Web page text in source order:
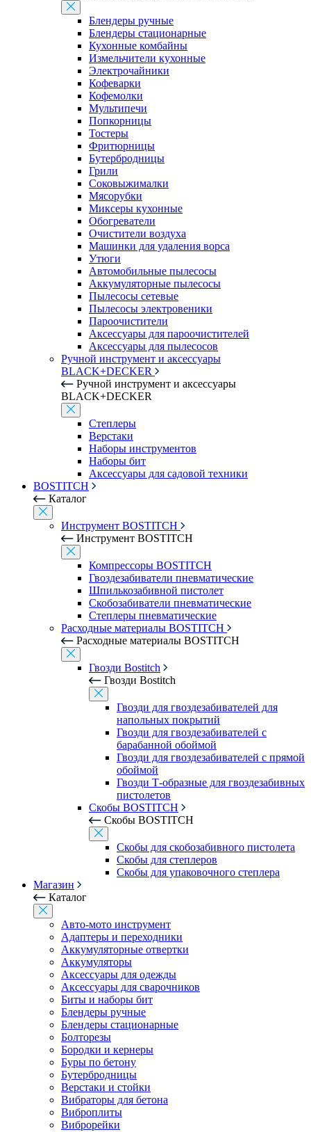
Блендеры ручные
Блендеры стационарные
Кухонные комбайны
Измельчители кухонные
Электрочайники
Кофеварки
Кофемолки
Мультипечи
Попкорницы
Тостеры
Фритюрницы
Бутербродницы
Грили
Соковыжималки
Мясорубки
Миксеры кухонные
Обогреватели
Очистители воздуха
Машинки для удаления ворса
Утюги
Автомобильные пылесосы
Аккумуляторные пылесосы
Пылесосы сетевые
Пылесосы электровеники
Пароочистители
Аксессуары для пароочистителей
Аксессуары для пылесосов
Ручной инструмент и аксессуары
BLACK+DECKER
Ручной инструмент и аксессуары
BLACK+DECKER
Степлеры
Верстаки
Наборы инструментов
Наборы бит
Аксессуары для садовой техники
BOSTITCH
Каталог
Инструмент BOSTITCH
Инструмент BOSTITCH
Компрессоры BOSTITCH
Гвоздезабиватели пневматические
Шпилькозабивной пистолет
Скобозабиватели пневматические
Степлеры пневматические
Расходные материалы BOSTITCH
Расходные материалы BOSTITCH
Гвозди Bostitch
Гвозди Bostitch
Гвозди для гвоздезабивателей для
напольных покрытий
Гвозди для гвоздезабивателей с
барабанной обоймой
Гвозди для гвоздезабивателей с прямой
обоймой
Гвозди Т-образные для гвоздезабивных
пистолетов
Скобы BOSTITCH
Скобы BOSTITCH
Скобы для скобозабивного пистолета
Скобы для степлеров
Скобы для упаковочного степлера
Магазин
Каталог
Авто-мото инструмент
Адаптеры и переходники
Аккумуляторные отвертки
Аккумуляторы
Аксессуары для одежды
Аксессуары для сварочников
Биты и наборы бит
Блендеры ручные
Блендеры стационарные
Болторезы
Бородки и кернеры
Буры по бетону
Бутербродницы
Верстаки и стойки
Вибраторы для бетона
Виброплиты
Виброрейки